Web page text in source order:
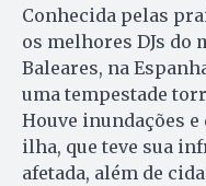
Conhecida pelas
os melhores DJs do
Baleares, na
uma tempestade
Houve inundações
ilha, que teve sua
afetada, além de